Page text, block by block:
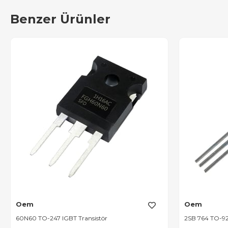
Benzer Ürünler
Oem
60N60 TO-247 IGBT Transistör
Oem
2SB 764 TO-